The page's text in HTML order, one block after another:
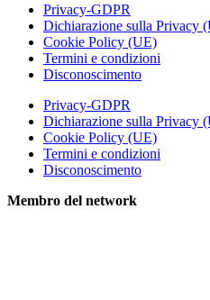
Privacy-GDPR
Dichiarazione sulla Privacy
Cookie Policy (UE)
Termini e condizioni
Disconoscimento
Privacy-GDPR
Dichiarazione sulla Privacy
Cookie Policy (UE)
Termini e condizioni
Disconoscimento
Membro del network